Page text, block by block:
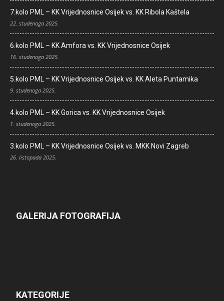
7.kolo PML – KK Vrijednosnice Osijek vs. KK Ribola Kaštela
22. studenoga 2025.
6.kolo PML – KK Amfora vs. KK Vrijednosnice Osijek
16. studenoga 2025.
5.kolo PML – KK Vrijednosnice Osijek vs. KK Aleta Puntamika
9. studenoga 2025.
4.kolo PML – KK Gorica vs. KK Vrijednosnice Osijek
1. studenoga 2025.
3.kolo PML – KK Vrijednosnice Osijek vs. MKK Novi Zagreb
26. listopada 2025.
GALERIJA FOTOGRAFIJA
KATEGORIJE